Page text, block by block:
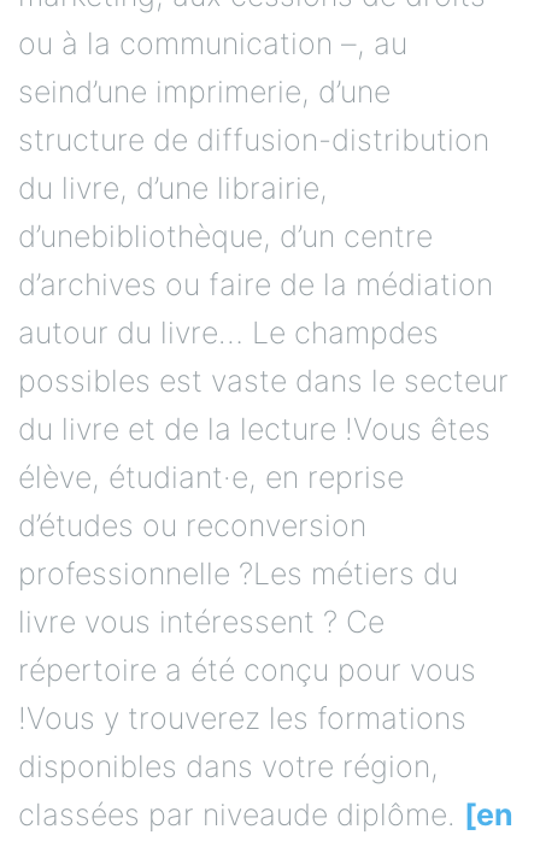
ou à la communication –, au
seind’une imprimerie, d’une
structure de diffusion-distribution
du livre, d’une librairie,
d’unebibliothèque, d’un centre
d’archives ou faire de la médiation
autour du livre… Le champdes
possibles est vaste dans le secteur
du livre et de la lecture !Vous êtes
élève, étudiant·e, en reprise
d’études ou reconversion
professionnelle ?Les métiers du
livre vous intéressent ? Ce
répertoire a été conçu pour vous
!Vous y trouverez les formations
disponibles dans votre région,
classées par niveaude diplôme. [en